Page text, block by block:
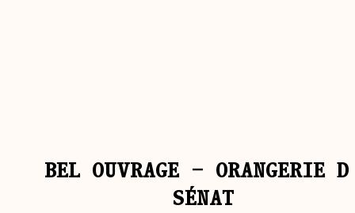
BEL OUVRAGE – ORANGERIE
SÉNAT